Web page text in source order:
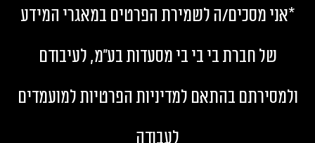
*אני מסכים/ה לשמירת הפרטים במאגרי המידע
של חברת בי בי בי מסעדות בע"מ, לעיבודם
ולמסירתם בהתאם למדיניות הפרטיות למועמדים
לעבודה